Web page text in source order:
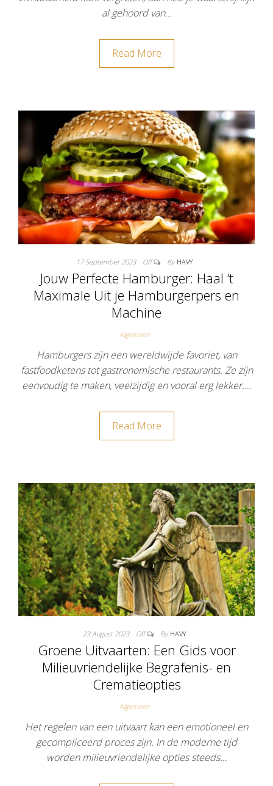
al gehoord van…
Read More
17 September 2023 Off By HAVY
Jouw Perfecte Hamburger: Haal ‘t
Maximale Uit je Hamburgerpers en
Machine
Algemeen
Hamburgers zijn een wereldwijde favoriet, van
fastfoodketens tot gastronomische restaurants. Ze zijn
eenvoudig te maken, veelzijdig en vooral erg lekker.…
Read More
23 August 2023 Off By HAVY
Groene Uitvaarten: Een Gids voor
Milieuvriendelijke Begrafenis- en
Crematieopties
Algemeen
Het regelen van een uitvaart kan een emotioneel en
gecompliceerd proces zijn. In de moderne tijd
worden milieuvriendelijke opties steeds…